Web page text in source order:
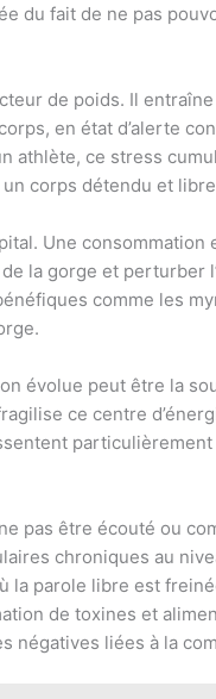
du fait de ne pas
de poids. Il
en état d’alerte
athlète, ce stress
corps détendu et
Une
la gorge et perturber
comme les
évolue peut être la
ce centre
pas être écouté ou
chroniques au
la parole libre est
de toxines et
négatives liées à la